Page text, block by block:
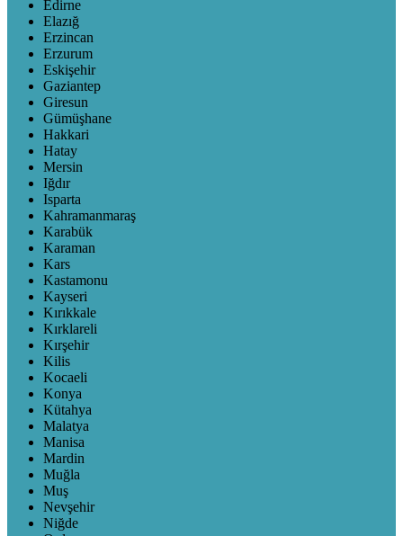
Edirne
Elazığ
Erzincan
Erzurum
Eskişehir
Gaziantep
Giresun
Gümüşhane
Hakkari
Hatay
Mersin
Iğdır
Isparta
Kahramanmaraş
Karabük
Karaman
Kars
Kastamonu
Kayseri
Kırıkkale
Kırklareli
Kırşehir
Kilis
Kocaeli
Konya
Kütahya
Malatya
Manisa
Mardin
Muğla
Muş
Nevşehir
Niğde